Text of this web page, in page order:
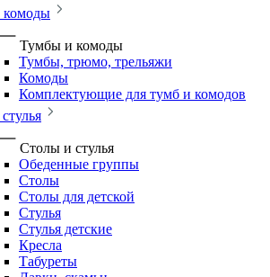
Тумбы и комоды
Тумбы, трюмо, трельяжи
Комоды
Комплектующие для тумб и комодов
Столы и стулья
Обеденные группы
Столы
Столы для детской
Стулья
Стулья детские
Кресла
Табуреты